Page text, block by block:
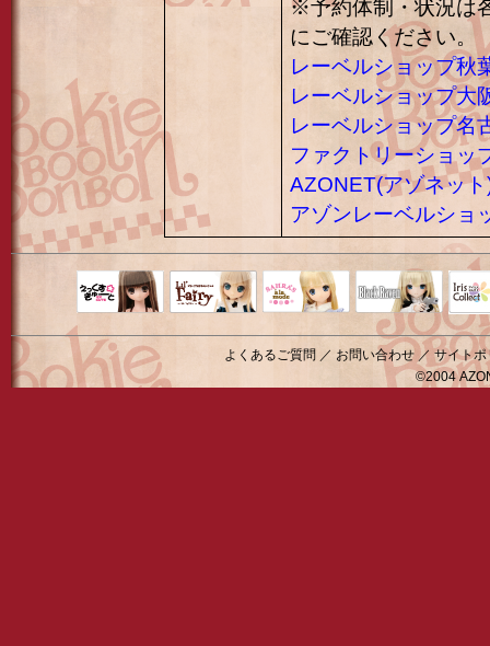
※予約体制・状況は
にご確認ください。
レーベルショップ秋
レーベルショップ大
レーベルショップ名
ファクトリーショッ
AZONET(アゾネット
アゾンレーベルショ
ーと
Black Raven
よくあるご質問 ／ お問い合わせ ／ サイトポ
©2004